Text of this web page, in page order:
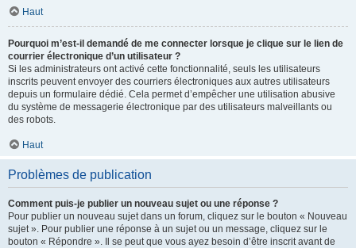
Haut
Pourquoi m’est-il demandé de me connecter lorsque je clique sur le lien de
courrier électronique d’un utilisateur ?
Si les administrateurs ont activé cette fonctionnalité, seuls les utilisateurs
inscrits peuvent envoyer des courriers électroniques aux autres utilisateurs
depuis un formulaire dédié. Cela permet d’empêcher une utilisation abusive
du système de messagerie électronique par des utilisateurs malveillants ou
des robots.
Haut
Problèmes de publication
Comment puis-je publier un nouveau sujet ou une réponse ?
Pour publier un nouveau sujet dans un forum, cliquez sur le bouton « Nouveau
sujet ». Pour publier une réponse à un sujet ou un message, cliquez sur le
bouton « Répondre ». Il se peut que vous ayez besoin d’être inscrit avant de